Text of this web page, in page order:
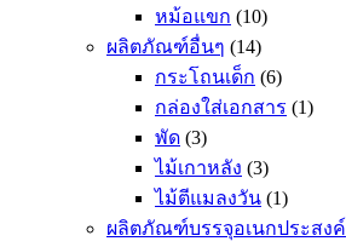
หม้อแขก (10)
ผลิตภัณฑ์อื่นๆ (14)
กระโถนเด็ก (6)
กล่องใส่เอกสาร (1)
พัด (3)
ไม้เกาหลัง (3)
ไม้ตีแมลงวัน (1)
ผลิตภัณฑ์บรรจุอเนกประสงค์